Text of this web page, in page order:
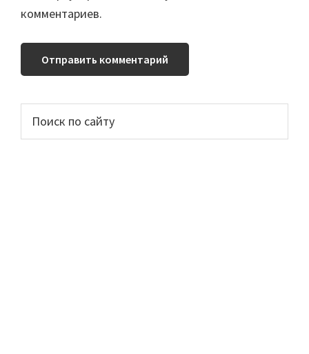
комментариев.
Основной
сайдбар